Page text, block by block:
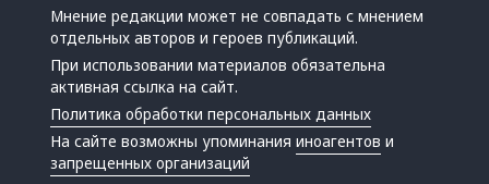
Мнение редакции может не совпадать с мнением
отдельных авторов и героев публикаций.
При использовании материалов обязательна
активная ссылка на сайт.
Политика обработки персональных данных
На сайте возможны упоминанияиноагентов и
запрещенных организаций